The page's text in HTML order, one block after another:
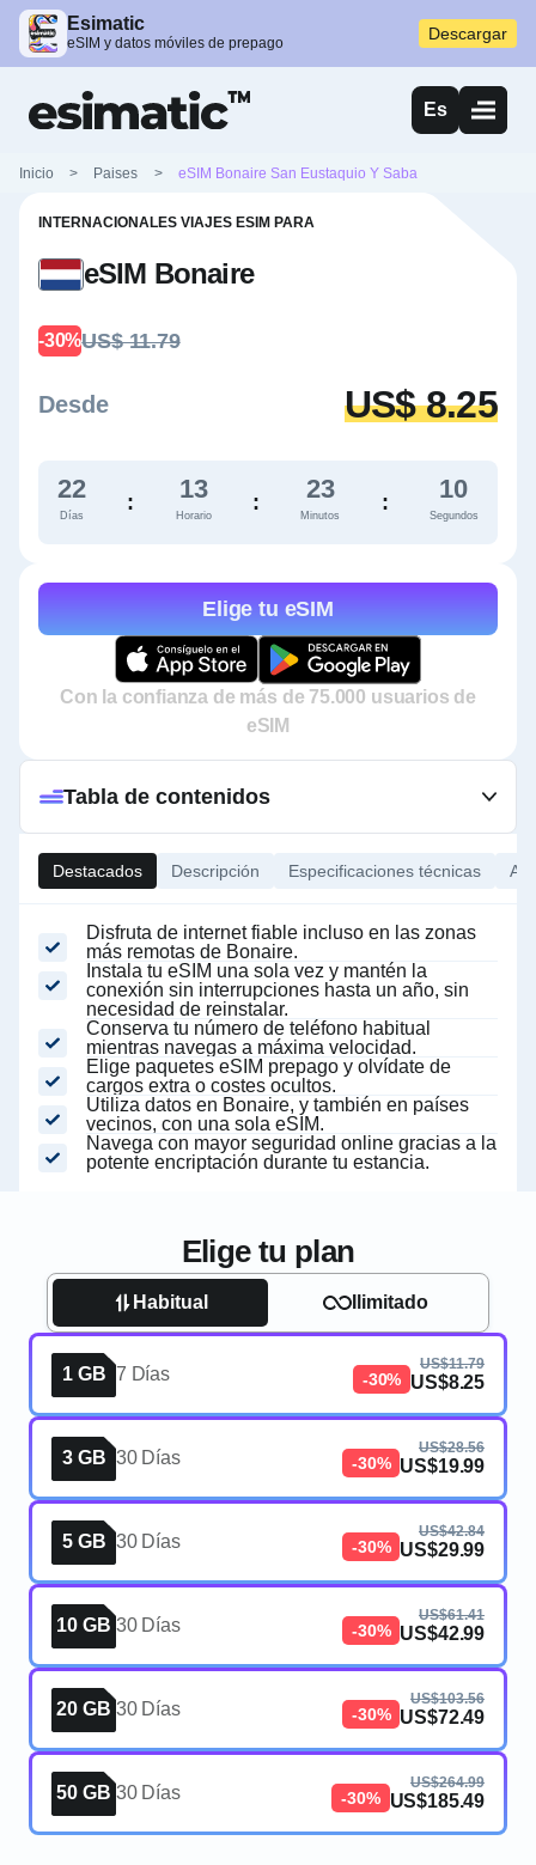
Esimatic
eSIM y datos móviles de prepago Descargar
Es
Inicio > Paises > eSIM Bonaire San Eustaquio Y Saba
INTERNACIONALES VIAJES ESIM PARA
eSIM Bonaire
-30%US$ 11.79
Desde US$ 8.25
22
Días
: 13
Horario
: 23
Minutos
: 9
Segundos
Elige tu eSIM
Con la confianza de más de 75.000 usuarios de
eSIM
Destacados Descripción Especificaciones técnicas
Disfruta de internet fiable incluso en las zonas
más remotas de Bonaire.
Instala tu eSIM una sola vez y mantén la
conexión sin interrupciones hasta un año, sin
necesidad de reinstalar.
Conserva tu número de teléfono habitual
mientras navegas a máxima velocidad.
Elige paquetes eSIM prepago y olvídate de
cargos extra o costes ocultos.
Utiliza datos en Bonaire, y también en países
vecinos, con una sola eSIM.
Navega con mayor seguridad online gracias a la
potente encriptación durante tu estancia.
Tabla de contenidos
Elige tu plan
Habitual Ilimitado
1 GB 7 Días -30%
US$11.79
US$8.25
3 GB 30 Días -30%
US$28.56
US$19.99
5 GB 30 Días -30%
US$42.84
US$29.99
10 GB 30 Días -30%
US$61.41
US$42.99
20 GB 30 Días -30%
US$103.56
US$72.49
50 GB 30 Días -30%
US$264.99
US$185.49